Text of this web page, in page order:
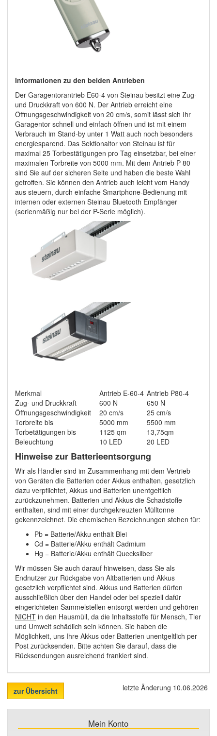
Informationen zu den beiden Antrieben
Der Garagentorantrieb E60-4 von Steinau besitzt eine Zug-
und Druckkraft von 600 N. Der Antrieb erreicht eine
Öffnungsgeschwindigkeit von 20 cm/s, somit lässt sich Ihr
Garagentor schnell und einfach öffnen und ist mit einem
Verbrauch im Stand-by unter 1 Watt auch noch besonders
energiesparend. Das Sektionaltor von Steinau ist für
maximal 25 Torbestätigungen pro Tag einsetzbar, bei einer
maximalen Torbreite von 5000 mm. Mit dem Antrieb P 80
sind Sie auf der sicheren Seite und haben die beste Wahl
getroffen. Sie können den Antrieb auch leicht vom Handy
aus steuern, durch einfache Smartphone-Bedienung mit
internen oder externen Steinau Bluetooth Empfänger
(serienmäßig nur bei der P-Serie möglich).
Merkmal Antrieb E-60-4 Antrieb P80-4
Zug- und Druckkraft
600 N
650 N
Öffnungsgeschwindigkeit
20 cm/s
25 cm/s
Torbreite bis
5000 mm
5500 mm
Torbetätigungen bis
1125 qm
13,75qm
Beleuchtung
10 LED 20 LED
Hinweise zur Batterieentsorgung
Wir als Händler sind im Zusammenhang mit dem Vertrieb
von Geräten die Batterien oder Akkus enthalten, gesetzlich
dazu verpflichtet, Akkus und Batterien unentgeltlich
zurückzunehmen. Batterien und Akkus die Schadstoffe
enthalten, sind mit einer durchgekreuzten Mülltonne
gekennzeichnet. Die chemischen Bezeichnungen stehen für:
Pb = Batterie/Akku enthält Blei
Cd = Batterie/Akku enthält Cadmium
Hg = Batterie/Akku enthält Quecksilber
Wir müssen Sie auch darauf hinweisen, dass Sie als
Endnutzer zur Rückgabe von Altbatterien und Akkus
gesetzlich verpflichtet sind. Akkus und Batterien dürfen
ausschließlich über den Handel oder bei speziell dafür
eingerichteten Sammelstellen entsorgt werden und gehören
NICHT in den Hausmüll, da die Inhaltsstoffe für Mensch, Tier
und Umwelt schädlich sein können. Sie haben die
Möglichkeit, uns Ihre Akkus oder Batterien unentgeltlich per
Post zurücksenden. Bitte achten Sie darauf, dass die
Rücksendungen ausreichend frankiert sind.
zur Übersicht letzte Änderung 10.06.2026
Mein Konto